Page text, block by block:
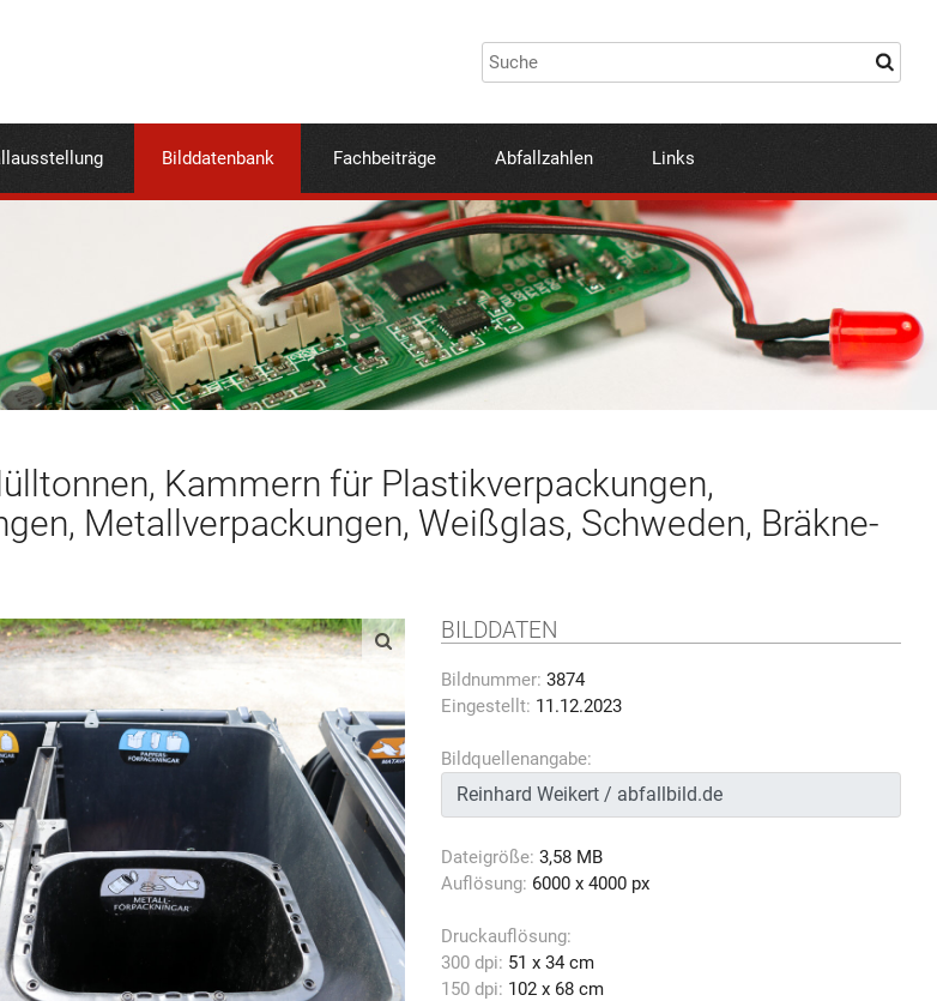
Bilddatenbank Fachbeiträge Abfallzahlen Links
Kammern für Plastikverpackungen,
Metallverpackungen, Weißglas, Schweden, Bräkne-
BILDDATEN
Bildnummer: 3874
Eingestellt: 11.12.2023
Bildquellenangabe:
Dateigröße: 3,58 MB
Auflösung: 6000 x 4000 px
Druckauflösung:
300 dpi: 51 x 34 cm
150 dpi: 102 x 68 cm